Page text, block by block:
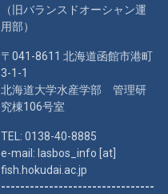
（旧バランスドオーシャン運
用部）
〒041-8611 北海道函館市港町
3-1-1
北海道大学水産学部 管理研
究棟106号室
TEL: 0138-40-8885
e-mail: lasbos_info [at]
fish.hokudai.ac.jp
--------------------------------